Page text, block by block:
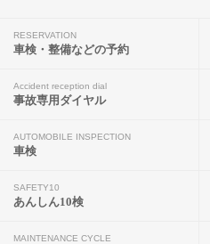
RESERVATION
車検・整備などの予約
Accident reception dial
事故専用ダイヤル
AUTOMOBILE INSPECTION
車検
SAFETY10
あんしん10検
MAINTENANCE CYCLE